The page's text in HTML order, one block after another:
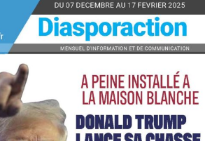
d'abonnement